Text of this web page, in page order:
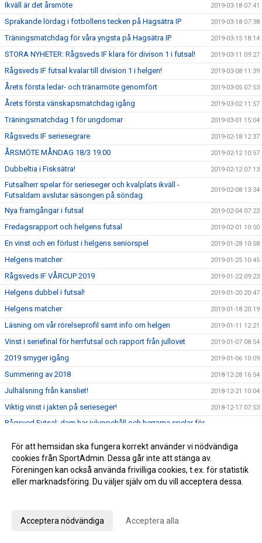
Ikväll är det årsmöte 2019-03-18 07:41
Sprakande lördag i fotbollens tecken på Hagsätra IP 2019-03-18 07:38
Träningsmatchdag för våra yngsta på Hagsätra IP 2019-03-15 18:14
STORA NYHETER: Rågsveds IF klara för divison 1 i futsal! 2019-03-11 09:27
Rågsveds IF futsal kvalar till division 1 i helgen! 2019-03-08 11:39
Årets första ledar- och tränarmöte genomfört 2019-03-05 07:53
Årets första vänskapsmatchdag igång 2019-03-02 11:57
Träningsmatchdag 1 för ungdomar 2019-03-01 15:04
Rågsveds IF seriesegrare 2019-02-18 12:37
ÅRSMÖTE MÅNDAG 18/3 19.00 2019-02-12 10:57
Dubbeltia i Fisksätra! 2019-02-12 07:13
Futsalherr spelar för serieseger och kvalplats ikväll -
Futsaldam avslutar säsongen på söndag
2019-02-08 13:34
Nya framgångar i futsal 2019-02-04 07:23
Fredagsrapport och helgens futsal 2019-02-01 10:50
En vinst och en förlust i helgens seniorspel 2019-01-28 10:58
Helgens matcher 2019-01-25 10:45
Rågsveds IF VÅRCUP 2019 2019-01-22 09:23
Helgens dubbel i futsal! 2019-01-20 20:47
Helgens matcher 2019-01-18 20:19
Läsning om vår rörelseprofil samt info om helgen 2019-01-11 12:21
Vinst i seriefinal för herrfutsal och rapport från jullovet 2019-01-07 08:54
2019 smyger igång 2019-01-06 10:09
Summering av 2018 2018-12-28 16:54
Julhälsning från kansliet! 2018-12-21 10:04
Viktig vinst i jakten på serieseger! 2018-12-17 07:53
Rågsved Futsal: dam har juluppehåll och herrarna spelar för
Kansliet har julstängt 21 december-7 januari 2018-12-11 10:37
Stor dramatik när Rågsveds IF Futsal spelade dubbelt i
Farstahallen!
2018-12-10 08:07
integrationsverktyg!
För att hemsidan ska fungera korrekt använder vi nödvändiga
cookies från SportAdmin. Dessa går inte att stänga av.
Föreningen kan också använda frivilliga cookies, t.ex. för statistik
eller marknadsföring. Du väljer själv om du vill acceptera dessa.
Acceptera nödvändiga Acceptera alla